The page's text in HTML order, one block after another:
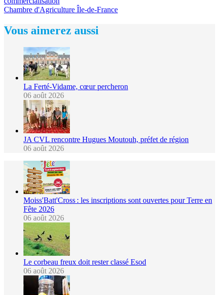
Chambre d'Agriculture Île-de-France
Vous aimerez aussi
La Ferté-Vidame, cœur percheron
06 août 2026
JA CVL rencontre Hugues Moutouh, préfet de région
06 août 2026
Moiss'Batt'Cross : les inscriptions sont ouvertes pour Terre en
Fête 2026
06 août 2026
Le corbeau freux doit rester classé Esod
06 août 2026